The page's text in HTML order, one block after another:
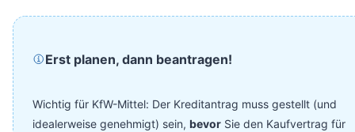
Erst planen, dann beantragen!
Wichtig für KfW-Mittel: Der Kreditantrag muss gestellt (und
idealerweise genehmigt) sein, bevor Sie den Kaufvertrag für